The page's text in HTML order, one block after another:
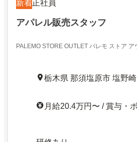
新着正社員
アパレル販売スタッフ
PALEMO STORE OUTLET パレモ ストア
栃木県 那須塩原市 塩野
月給20.4万円〜 / 賞与・